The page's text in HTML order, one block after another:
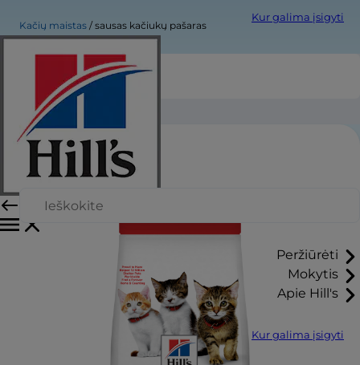
Kur galima įsigyti
Peržiūrėti
Mokytis
Apie Hill's
Kur galima įsigyti
Kačių maistas sausas kačiukų pašaras
sausas kačiukų pašaras